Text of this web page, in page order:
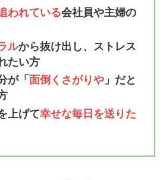
われている会社員や主婦の
ルから抜け出し、ストレス
たい方
が「 面倒くさがりや」だと
上げて幸せな毎日を送りた